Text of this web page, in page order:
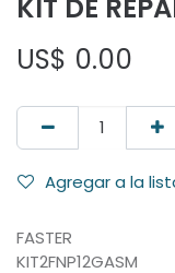
KIT DE
US$ 0.00
Agregar a la
FASTER
KIT2FNP12GASM